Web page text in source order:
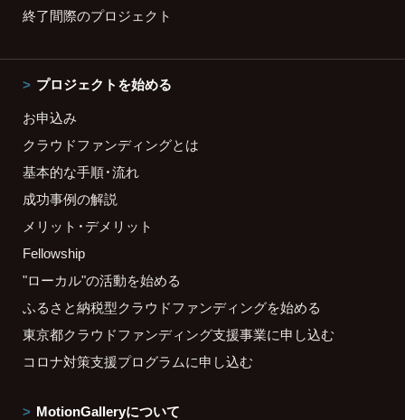
終了間際のプロジェクト
プロジェクトを始める
お申込み
クラウドファンディングとは
基本的な手順・流れ
成功事例の解説
メリット・デメリット
Fellowship
"ローカル"の活動を始める
ふるさと納税型クラウドファンディングを始める
東京都クラウドファンディング支援事業に申し込む
コロナ対策支援プログラムに申し込む
MotionGalleryについて